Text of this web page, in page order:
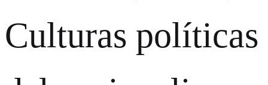
Culturas políticas